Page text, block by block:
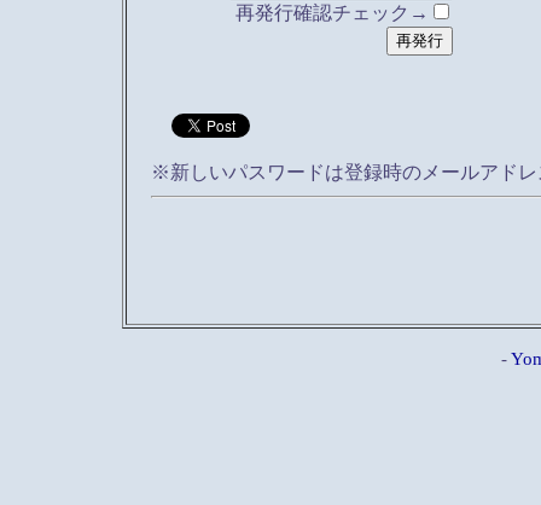
再発行確認チェック→
※新しいパスワードは登録時のメールアド
-